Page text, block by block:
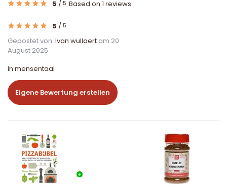
5 / 5 Based on 1 reviews
5 / 5
Gepostet von: Ivan wullaert am 20
August 2025
In mensentaal
Eigene Bewertung erstellen